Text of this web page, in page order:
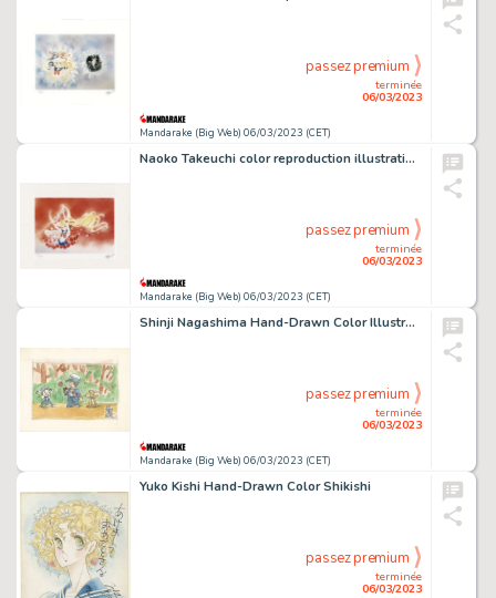
Mandarake (Big Web) 06/03/2023 (CET)
terminée
06/03/2023
passez premium
Naoko Takeuchi color reproduction illustration "Pretty Guardian Sailor Moon"
Mandarake (Big Web) 06/03/2023 (CET)
terminée
06/03/2023
passez premium
Shinji Nagashima Hand-Drawn Color Illustration "Boy Playing Kendama"
Mandarake (Big Web) 06/03/2023 (CET)
terminée
06/03/2023
passez premium
Yuko Kishi Hand-Drawn Color Shikishi
terminée
06/03/2023
passez premium